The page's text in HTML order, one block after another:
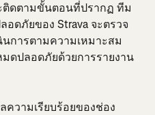
ดตามขั้นตอนที่ปรากฏ ทีม
ดภัยของ Strava จะตรวจ
การตามความเหมาะสม
ดปลอดภัยด้วยการรายงาน
ความเรียบร้อยของช่อง